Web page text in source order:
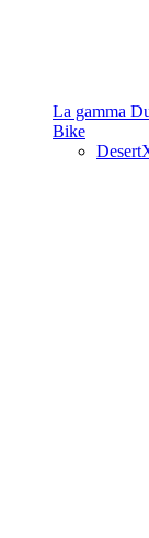
La gamma
Bike